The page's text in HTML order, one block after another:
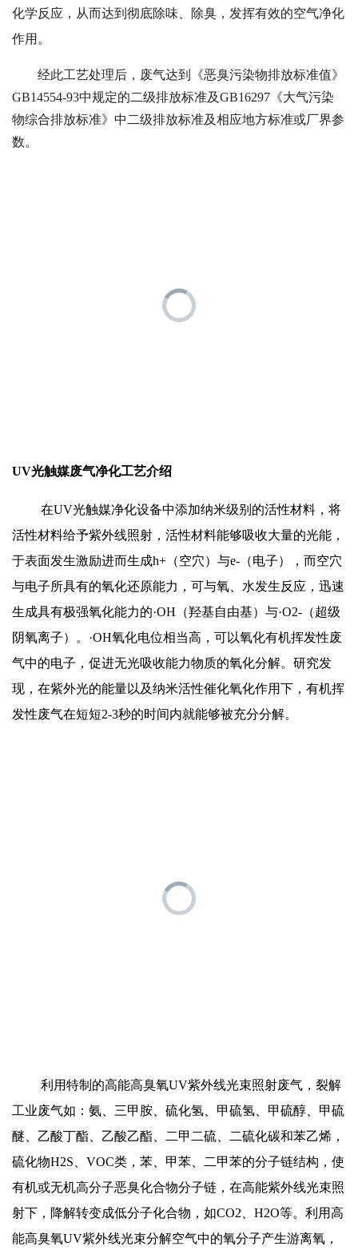
化学反应，从而达到彻底除味、除臭，发挥有效的空气净化
作用。
经此工艺处理后，废气达到《恶臭污染物排放标准值》
GB14554-93中规定的二级排放标准及GB16297《大气污染
物综合排放标准》中二级排放标准及相应地方标准或厂界参
数。
UV光触媒废气净化工艺介绍
在UV光触媒净化设备中添加纳米级别的活性材料，将
活性材料给予紫外线照射，活性材料能够吸收大量的光能，
于表面发生激励进而生成h+（空穴）与e-（电子），而空穴
与电子所具有的氧化还原能力，可与氧、水发生反应，迅速
生成具有极强氧化能力的·OH（羟基自由基）与·O2-（超级
阴氧离子）。·OH氧化电位相当高，可以氧化有机挥发性废
气中的电子，促进无光吸收能力物质的氧化分解。研究发
现，在紫外光的能量以及纳米活性催化氧化作用下，有机挥
发性废气在短短2-3秒的时间内就能够被充分分解。
利用特制的高能高臭氧UV紫外线光束照射废气，裂解
工业废气如：氨、三甲胺、硫化氢、甲硫氢、甲硫醇、甲硫
醚、乙酸丁酯、乙酸乙酯、二甲二硫、二硫化碳和苯乙烯，
硫化物H2S、VOC类，苯、甲苯、二甲苯的分子链结构，使
有机或无机高分子恶臭化合物分子链，在高能紫外线光束照
射下，降解转变成低分子化合物，如CO2、H2O等。利用高
能高臭氧UV紫外线光束分解空气中的氧分子产生游离氧，